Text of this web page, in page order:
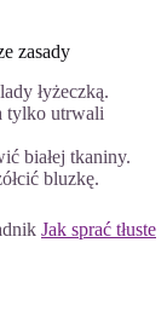
zasady
łyżeczką.
tylko utrwali
białej tkaniny.
bluzkę.
Jak sprać tłuste